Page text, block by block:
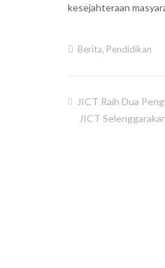
kesejahteraan
Berita, Pendidikan
Post
JICT Raih Dua
JICT